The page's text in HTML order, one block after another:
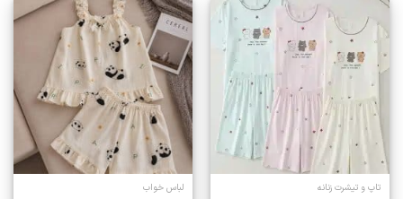
تاپ و تیشرت زنانه لباس خواب